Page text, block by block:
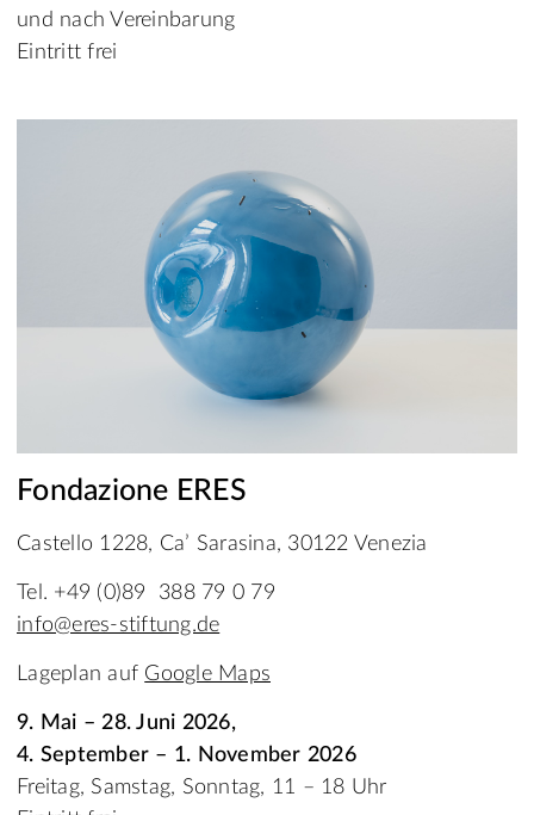
und nach Vereinbarung
Eintritt frei
Fondazione ERES
Castello 1228, Ca’ Sarasina, 30122 Venezia
Tel. +49 (0)89 388 79 0 79
info@eres-stiftung.de
Lageplan auf Google Maps
9. Mai – 28. Juni 2026,
4. September – 1. November 2026
Freitag, Samstag, Sonntag, 11 – 18 Uhr